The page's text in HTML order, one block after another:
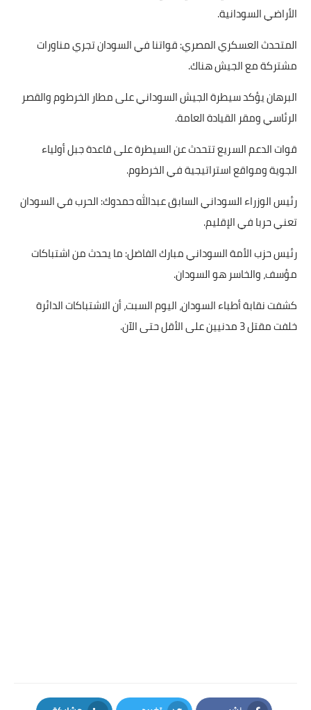
الأراضي السودانية.
المتحدث العسكري المصري: قواتنا في السودان تجري مناورات
مشتركة مع الجيش هناك.
البرهان يؤكد سيطرة الجيش السوداني على مطار الخرطوم والقصر
الرئاسي ومقر القيادة العامة.
قوات الدعم السريع تتحدث عن السيطرة على قاعدة جبل أولياء
الجوية ومواقع استراتيجية في الخرطوم.
رئيس الوزراء السوداني السابق عبدالله حمدوك: الحرب في السودان
تعني حربا في الإقليم.
رئيس حزب الأمة السوداني مبارك الفاضل: ما يحدث من اشتباكات
مؤسف، والخاسر هو السودان.
كشفت نقابة أطباء السودان، اليوم السبت، أن الاشتباكات الدائرة
خلفت مقتل 3 مدنيين على الأقل حتى الآن.